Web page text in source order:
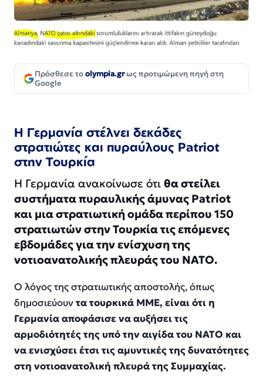
Πρόσθεσε τοolympia.grως προτιμώμενη πηγή στη
Google
Η Γερμανία στέλνει δεκάδες
στρατιώτες και πυραύλους Patriot
στην Τουρκία
Η Γερμανία ανακοίνωσε ότι θα στείλει
συστήματα πυραυλικής άμυνας Patriot
και μια στρατιωτική ομάδα περίπου 150
στρατιωτών στην Τουρκία τις επόμενες
εβδομάδες για την ενίσχυση της
νοτιοανατολικής πλευράς του ΝΑΤΟ.
Ο λόγος της στρατιωτικής αποστολής, όπως
δημοσιεύουντα τουρκικά ΜΜΕ, είναι ότι η
Γερμανία αποφάσισε να αυξήσει τις
αρμοδιότητές της υπό την αιγίδα του ΝΑΤΟ και
να ενισχύσει έτσι τις αμυντικές της δυνατότητες
στη νοτιοανατολική πλευρά της Συμμαχίας.